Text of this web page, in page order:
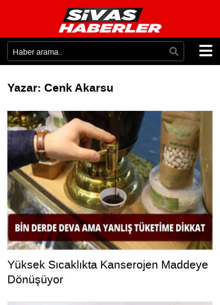
Yazar: Cenk Akarsu
Yüksek Sıcaklıkta Kanserojen Maddeye
Dönüşüyor